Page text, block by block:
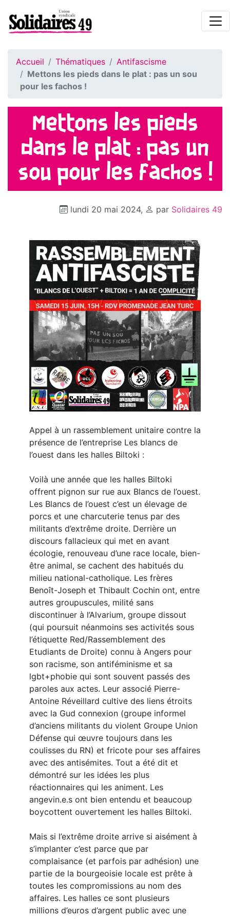
Accueil Thématiques
Antifascisme
Mettons les pieds dans le plat : pas un sou
pour les fachos !
Mettons les pieds
dans le plat : pas un
sou pour les fachos !
lundi 20 mai 2024, par Solidaires 49
Appel à un rassemblement unitaire contre la
présence de l’entreprise Les blancs de
l’ouest dans les halles Biltoki :
Voilà une année que les halles Biltoki
offrent pignon sur rue aux Blancs de l’ouest.
Les Blancs de l’ouest c’est un élevage de
porcs et une charcuterie tenus par des
militants d’extrême droite. Derrière un
discours fallacieux qui met en avant
écologie, renouveau d’une race locale, bien-
être animal, se cachent des habitués du
milieu national-catholique. Les frères
Benoît-Joseph et Thibault Cochin ont, entre
autres groupuscules, milité sans
discontinuer à l’Alvarium, groupe dissout
(qui poursuit néanmoins ses activités sous
l’étiquette Red/Rassemblement des
Etudiants de Droite) connu à Angers pour
son racisme, son antiféminisme et sa
lgbt+phobie qui sont souvent passés des
paroles aux actes. Leur associé Pierre-
Antoine Réveillard cultive des liens étroits
avec la Gud connexion (groupe informel
d’anciens militants du violent Groupe Union
Défense qui œuvre toujours dans les
coulisses du RN) et fricote pour ses affaires
avec des antisémites. Tout a été dit et
démontré sur les idées les plus
réactionnaires qui les animent. Les
angevin.e.s ont bien entendu et beaucoup
boycottent ouvertement les halles Biltoki.
Mais si l’extrême droite arrive si aisément à
s’implanter c’est parce que par
complaisance (et parfois par adhésion) une
partie de la bourgeoisie locale est prête à
toutes les compromissions au nom des
affaires. Les halles ce sont plusieurs
millions d’euros d’argent public avec une